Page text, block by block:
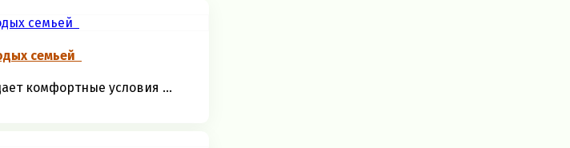
семьей
комфортные условия ...